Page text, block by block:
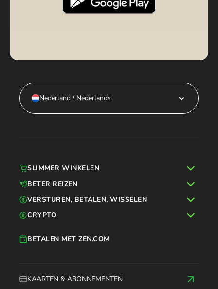
Nederland / Nederlands
KAARTEN & ABONNEMENTEN
BETALEN MET ZEN.COM
SLIMMER WINKELEN
BETER REIZEN
VERSTUREN, BETALEN, WISSELEN
CRYPTO